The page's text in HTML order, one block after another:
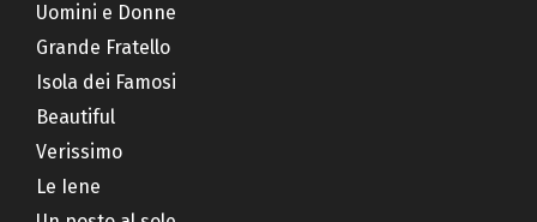
Uomini e Donne
Grande Fratello
Isola dei Famosi
Beautiful
Verissimo
Le Iene